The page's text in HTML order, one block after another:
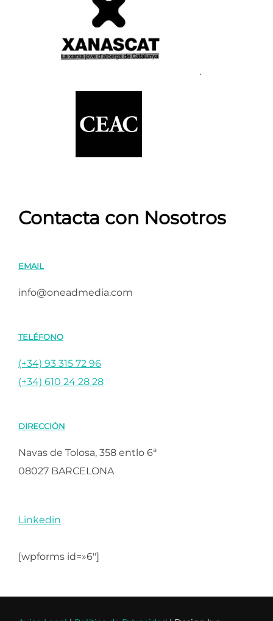
Contacta con Nosotros
EMAIL
info@oneadmedia.com
TELÉFONO
(+34) 93 315 72 96
(+34) 610 24 28 28
DIRECCIÓN
Navas de Tolosa, 358 entlo 6ª
08027 BARCELONA
Linkedin
[wpforms id=»6″]